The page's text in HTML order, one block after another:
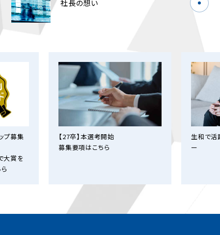
社長の想い
プ募集
大賞を
【27卒】本選考開始
募集要項はこちら
生和で活
ー